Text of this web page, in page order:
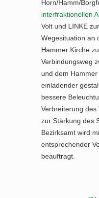
Horn/Hamm/
interfraktionellen
Volt und LINKE
Wegesituation an
Hammer Kirche
Verbindungsweg
und dem
einladender
bessere
Verbreiterung
zur Stärkung des
Bezirksamt wird
entsprechender
beauftragt.